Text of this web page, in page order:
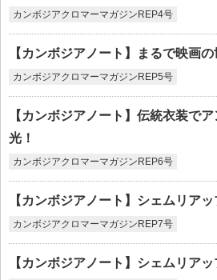
カンボジアクロマーマガジンREP4号
【カンボジアノート】まるで映画
カンボジアクロマーマガジンREP5号
【カンボジアノート】伝統衣装で
光！
カンボジアクロマーマガジンREP6号
【カンボジアノート】シェムリア
カンボジアクロマーマガジンREP7号
【カンボジアノート】シェムリア